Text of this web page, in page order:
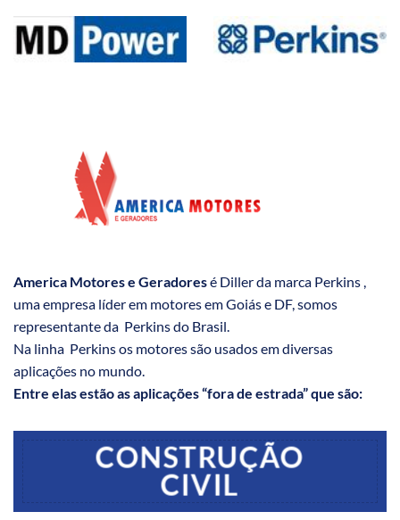
America Motores e Geradoresé Diller da marca Perkins ,
uma empresa líder em motores em Goiás e DF, somos
representante da Perkins do Brasil.
Na linha Perkins os motores são usados em diversas
aplicações no mundo.
Entre elas estão as aplicações “fora de estrada” que são:
CONSTRUÇÃO
CIVIL